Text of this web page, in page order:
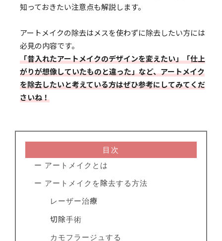
知っておきたい注意点も解説します。
アートメイクの除去はメスを使わずに除去したい方には
必見の内容です。
「昔入れたアートメイクのデザインを変えたい」「仕上
がりが想像していたものと違った」など、アートメイク
を除去したいと考えている方はぜひ参考にしてみてくだ
さいね！
目次
ー アートメイクとは
ー アートメイクを除去する方法
レーザー治療
切除手術
カモフラージュする